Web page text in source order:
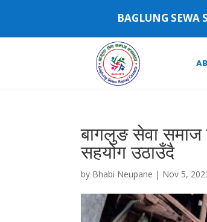
BAGLUNG SEWA
बागलुङ सेवा समाज
सहयोग उठाउँदै
by Bhabi Neupane | Nov 5,